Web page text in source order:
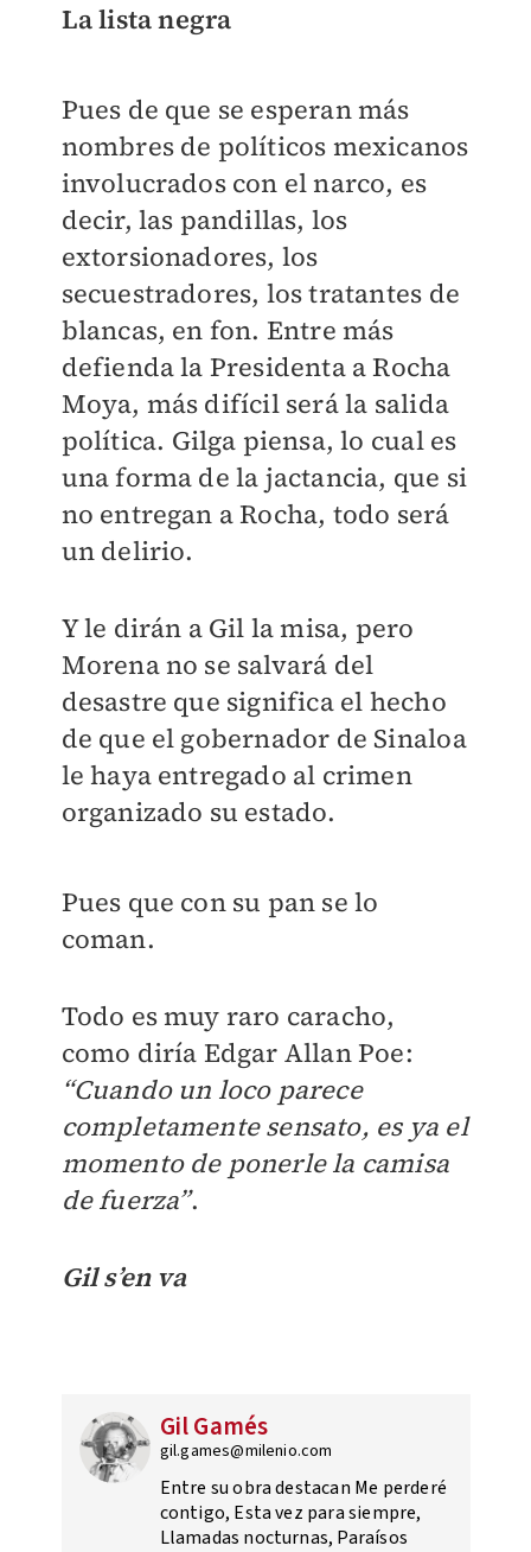
La lista negra
Pues de que se esperan más
nombres de políticos mexicanos
involucrados con el narco, es
decir, las pandillas, los
extorsionadores, los
secuestradores, los tratantes de
blancas, en fon. Entre más
defienda la Presidenta a Rocha
Moya, más difícil será la salida
política. Gilga piensa, lo cual es
una forma de la jactancia, que si
no entregan a Rocha, todo será
un delirio.
Y le dirán a Gil la misa, pero
Morena no se salvará del
desastre que significa el hecho
de que el gobernador de Sinaloa
le haya entregado al crimen
organizado su estado.
Pues que con su pan se lo
coman.
Todo es muy raro caracho,
como diría Edgar Allan Poe:
“Cuando un loco parece
completamente sensato, es ya el
momento de ponerle la camisa
de fuerza”.
Gil s’en va
Gil Gamés
gil.games@milenio.com
Entre su obra destacan Me perderé
contigo, Esta vez para siempre,
Llamadas nocturnas, Paraísos